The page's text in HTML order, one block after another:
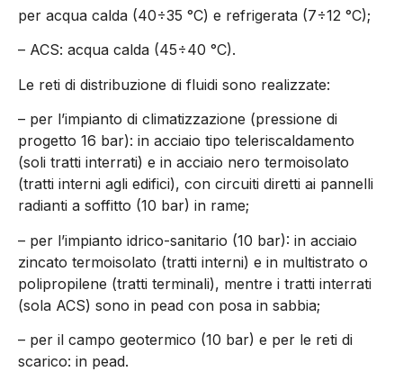
per acqua calda (40÷35 °C) e refrigerata (7÷12 °C);
– ACS: acqua calda (45÷40 °C).
Le reti di distribuzione di fluidi sono realizzate:
– per l’impianto di climatizzazione (pressione di
progetto 16 bar): in acciaio tipo teleriscaldamento
(soli tratti interrati) e in acciaio nero termoisolato
(tratti interni agli edifici), con circuiti diretti ai pannelli
radianti a soffitto (10 bar) in rame;
– per l’impianto idrico-sanitario (10 bar): in acciaio
zincato termoisolato (tratti interni) e in multistrato o
polipropilene (tratti terminali), mentre i tratti interrati
(sola ACS) sono in pead con posa in sabbia;
– per il campo geotermico (10 bar) e per le reti di
scarico: in pead.